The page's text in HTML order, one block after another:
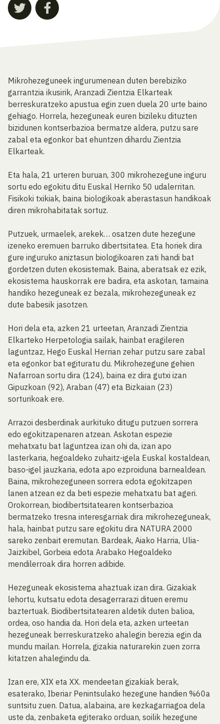
Mikrohezeguneek ingurumenean duten berebiziko
garrantzia ikusirik, Aranzadi Zientzia Elkarteak
berreskuratzeko apustua egin zuen duela 20 urte baino
gehiago. Horrela, hezeguneak euren bizileku dituzten
bizidunen kontserbazioa bermatze aldera, putzu sare
zabal eta egonkor bat ehuntzen dihardu Zientzia
Elkarteak.
Eta hala, 21 urteren buruan, 300 mikrohezegune inguru
sortu edo egokitu ditu Euskal Herriko 50 udalerritan.
Fisikoki txikiak, baina biologikoak aberastasun handikoak
diren mikrohabitatak sortuz.
Putzuek, urmaelek, arekek… osatzen dute hezegune
izeneko eremuen barruko dibertsitatea. Eta horiek dira
gure inguruko aniztasun biologikoaren zati handi bat
gordetzen duten ekosistemak. Baina, aberatsak ez ezik,
ekosistema hauskorrak ere badira, eta askotan, tamaina
handiko hezeguneak ez bezala, mikrohezeguneak ez
dute babesik jasotzen.
Hori dela eta, azken 21 urteetan, Aranzadi Zientzia
Elkarteko Herpetologia sailak, hainbat eragileren
laguntzaz, Hego Euskal Herrian zehar putzu sare zabal
eta egonkor bat egituratu du. Mikrohezegune gehien
Nafarroan sortu dira (124), baina ez dira gutxi izan
Gipuzkoan (92), Araban (47) eta Bizkaian (23)
sorturikoak ere.
Arrazoi desberdinak aurkituko ditugu putzuen sorrera
edo egokitzapenaren atzean. Askotan espezie
mehatxatu bat laguntzea izan ohi da, izan apo
lasterkaria, hegoaldeko zuhaitz-igela Euskal kostaldean,
baso-igel jauzkaria, edota apo ezproiduna barnealdean.
Baina, mikrohezeguneen sorrera edota egokitzapen
lanen atzean ez da beti espezie mehatxatu bat ageri.
Orokorrean, biodibertsitatearen kontserbazioa
bermatzeko tresna interesgarriak dira mikrohezeguneak,
hala, hainbat putzu sare egokitu dira NATURA 2000
sareko zenbait eremutan. Bardeak, Aiako Harria, Ulia-
Jaizkibel, Gorbeia edota Arabako Hegoaldeko
mendilerroak dira horren adibide.
Hezeguneak ekosistema ahaztuak izan dira. Gizakiak
lehortu, kutsatu edota desagerrarazi dituen eremu
baztertuak. Biodibertsitatearen aldetik duten balioa,
ordea, oso handia da. Hori dela eta, azken urteetan
hezeguneak berreskuratzeko ahalegin berezia egin da
mundu mailan. Horrela, gizakia naturarekin zuen zorra
kitatzen ahalegindu da.
Izan ere, XIX eta XX. mendeetan gizakiak berak,
esaterako, Iberiar Penintsulako hezegune handien %60a
suntsitu zuen. Datua, alabaina, are kezkagarriagoa dela
uste da, zenbaketa egiterako orduan, soilik hezegune